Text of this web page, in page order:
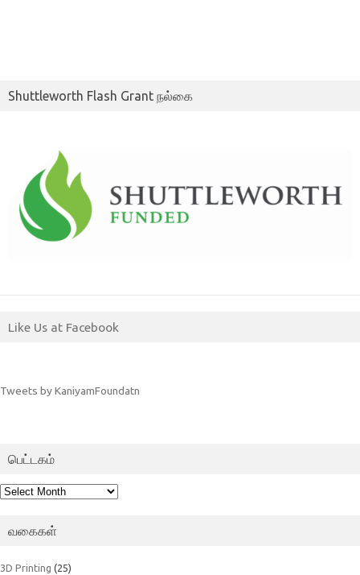
Shuttleworth Flash Grant நல்கை
Like Us at Facebook
Tweets by KaniyamFoundatn
பெட்டகம்
பெட்டகம்
வகைகள்
3D Printing (25)